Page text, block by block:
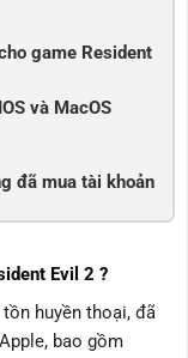
game Resident
và MacOS
đã mua tài khoản
Evil 2 ?
huyền thoại, đã
bao gồm